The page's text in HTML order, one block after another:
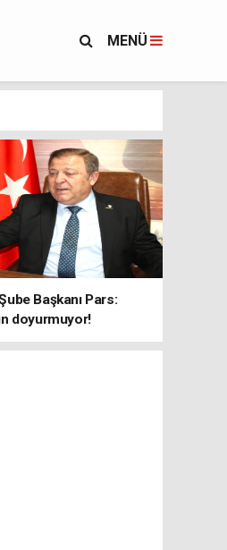
MENÜ
Başkanı Pars:
doyurmuyor!